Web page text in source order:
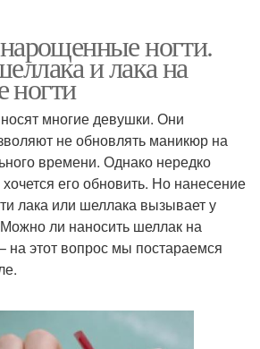
ногти.
и лака на
ногти
многие девушки. Они
не обновлять маникюр на
времени. Однако нередко
его обновить. Но нанесение
лака или шеллака вызывает у
ли наносить шеллак на
на этот вопрос мы постараемся